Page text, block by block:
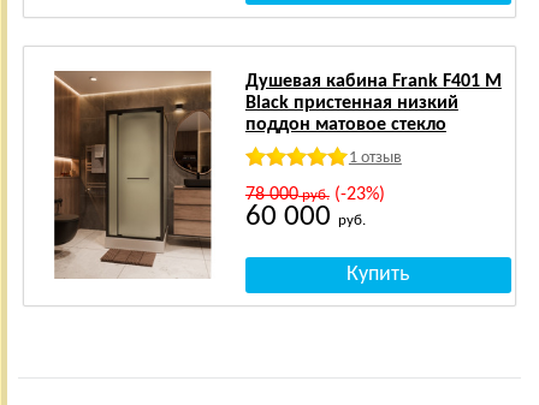
Душевая кабина Frank F401 М
Black пристенная низкий
поддон матовое стекло
1 отзыв
78 000руб.(-23%)
60 000 руб.